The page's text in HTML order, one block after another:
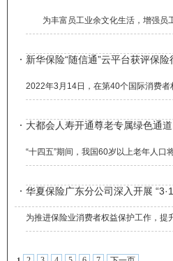
为丰富员工业余文化生活，增强员工
新华保险“随信通”云平台获评保
2022年3月14日，在第40个国际消费
大都会人寿开通尊老专属绿色通
“十四五”期间，我国60岁以上老年人
华夏保险广东分公司深入开展
为推进保险业消费者权益保护工作，提